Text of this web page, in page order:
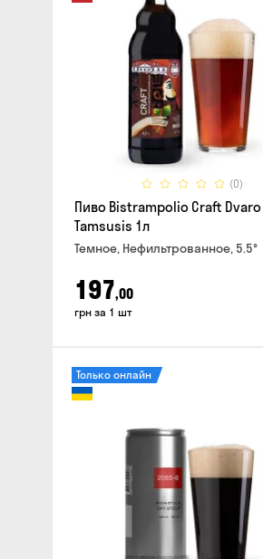
(0)
Пиво Bistrampolio Craft Dvaro
Tamsusis 1л
Темное, Нефильтрованное, 5.5°
197,00
грн за 1 шт
Только онлайн